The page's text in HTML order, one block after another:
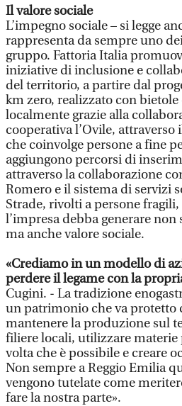
Il valore sociale
L’impegno sociale – si legge
rappresenta da sempre uno
gruppo. Fattoria Italia
iniziative di inclusione e
del territorio, a partire dal
km zero, realizzato con
localmente grazie alla
cooperativa l’Ovile,
che coinvolge persone a fine
aggiungono percorsi di
attraverso la collaborazione
Romero e il sistema di servizi
Strade, rivolti a persone
l’impresa debba generare
ma anche valore sociale.
«Crediamo in un modello di
perdere il legame con la
Cugini. - La tradizione
un patrimonio che va protetto
mantenere la produzione sul
filiere locali, utilizzare materie
volta che è possibile e creare
Non sempre a Reggio Emilia
vengono tutelate come
fare la nostra parte».